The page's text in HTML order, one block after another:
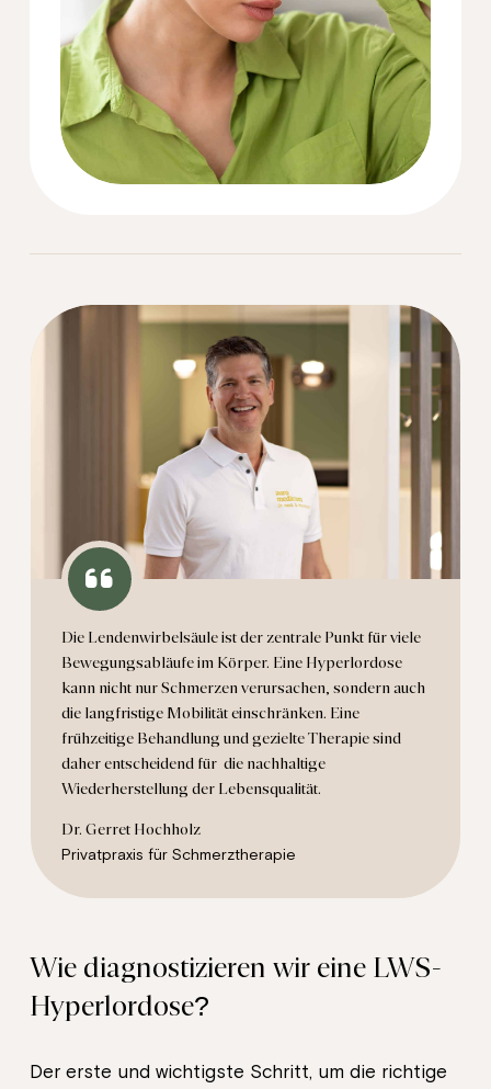
Die Lendenwirbelsäule ist der zentrale Punkt für viele
Bewegungsabläufe im Körper. Eine Hyperlordose
kann nicht nur Schmerzen verursachen, sondern auch
die langfristige Mobilität einschränken. Eine
frühzeitige Behandlung und gezielte Therapie sind
daher entscheidend für die nachhaltige
Wiederherstellung der Lebensqualität.
Dr. Gerret Hochholz
Privatpraxis für Schmerztherapie
Wie diagnostizieren wir eine LWS-
Hyperlordose?
Der erste und wichtigste Schritt, um die richtige